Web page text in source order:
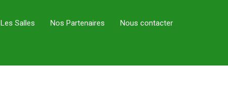
Les Salles Nos Partenaires Nous contacter